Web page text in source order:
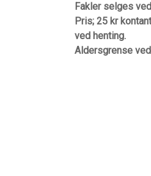
Fakler selges
Pris; 25 kr
ved henting.
Aldersgrense